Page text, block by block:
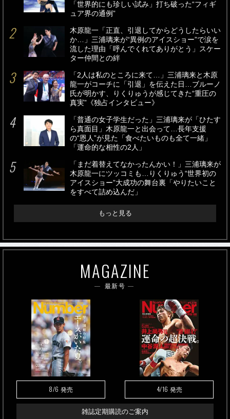
「世界的にも珍しい試み」打ち破った“フィギ
ュア界の通例”
木原龍一「正直、引退してからどうしたらいい
か…」三浦璃来が“異例のアイスショー”で涙を
流した理由「呼んでくれてありがとう」スケー
ター仲間との絆
「2人は私のところに来て…」三浦璃来と木原
龍一がコーチに「引退」を伝えた日…ブルーノ
氏が明かす、りくりゅうが感じてきた“重圧の
真実”《独占インタビュー》
「普通の女子学生だった」三浦璃来が「ひたす
ら真面目」木原龍一と出会って…長年支援
の“恩人”が見た「食べたいものも全て一緒」
「運命的な相性の2人」
「まだ着替えてなかったんかい！」三浦璃来が
木原龍一にツッコミも…りくりゅう“世界初の
アイスショー”大成功の舞台裏「やりたいこと
をすべて詰め込んだ」
もっと見る
MAGAZINE
最新号
8/6 発売 4/16 発売
雑誌定期購読のご案内